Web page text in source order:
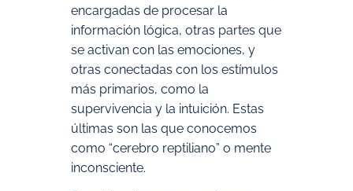
encargadas de procesar la
información lógica, otras partes que
se activan con las emociones, y
otras conectadas con los estímulos
más primarios, como la
supervivencia y la intuición. Estas
últimas son las que conocemos
como “cerebro reptiliano” o mente
inconsciente.